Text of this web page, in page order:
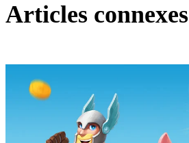
Articles connexes